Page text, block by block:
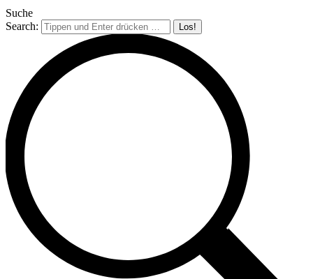
Suche
Search: